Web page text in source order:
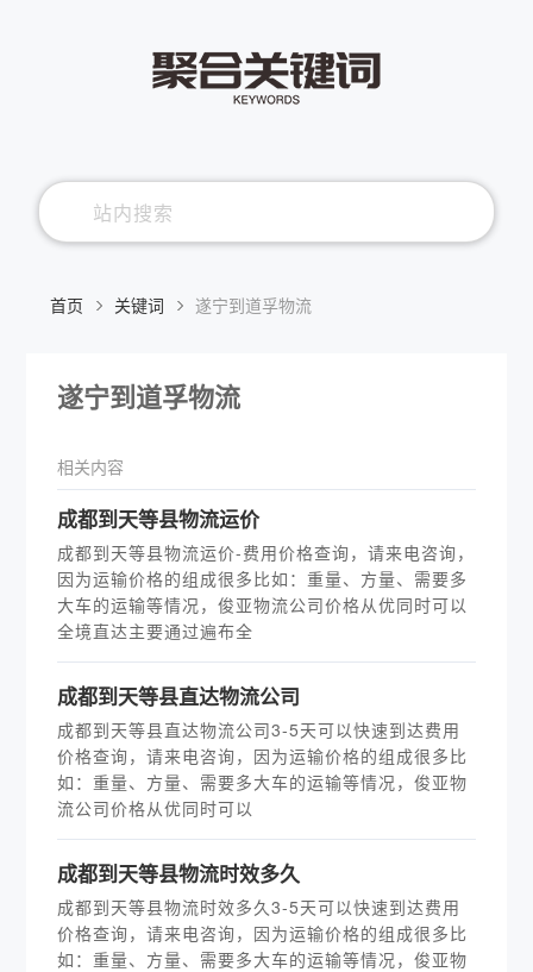
首页 关键词 遂宁到道孚物流
遂宁到道孚物流
相关内容
成都到天等县物流运价
成都到天等县物流运价-费用价格查询，请来电咨询，
因为运输价格的组成很多比如：重量、方量、需要多
大车的运输等情况，俊亚物流公司价格从优同时可以
全境直达主要通过遍布全
成都到天等县直达物流公司
成都到天等县直达物流公司3-5天可以快速到达费用
价格查询，请来电咨询，因为运输价格的组成很多比
如：重量、方量、需要多大车的运输等情况，俊亚物
流公司价格从优同时可以
成都到天等县物流时效多久
成都到天等县物流时效多久3-5天可以快速到达费用
价格查询，请来电咨询，因为运输价格的组成很多比
如：重量、方量、需要多大车的运输等情况，俊亚物